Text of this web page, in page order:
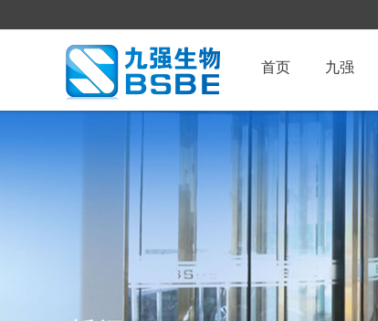
首页 九强